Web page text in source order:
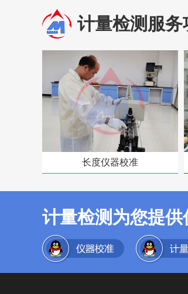
计量检测服务
长度仪器校准
计量检测为您提